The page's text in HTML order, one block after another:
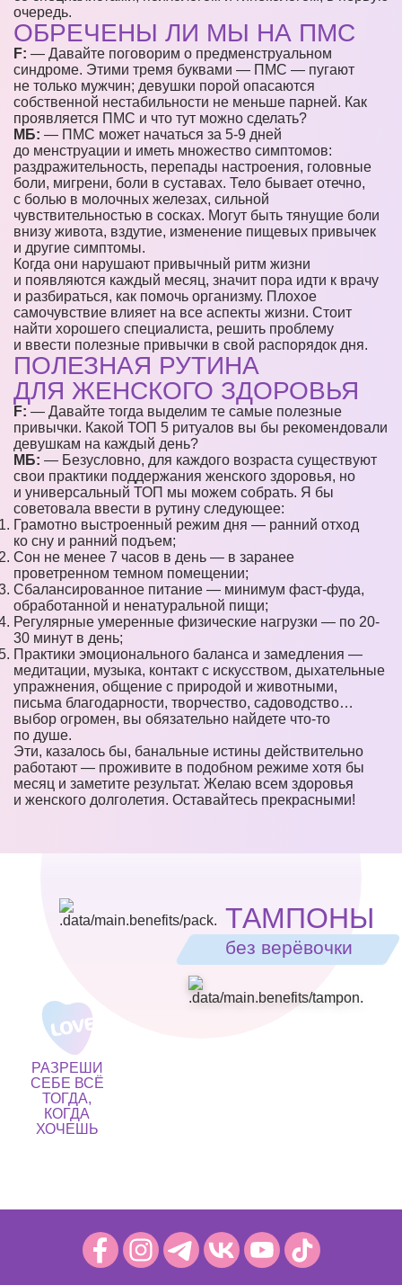
очередь.
ОБРЕЧЕНЫ ЛИ МЫ НА ПМС
F: — Давайте поговорим о предменструальном
синдроме. Этими тремя буквами — ПМС — пугают
не только мужчин; девушки порой опасаются
собственной нестабильности не меньше парней. Как
проявляется ПМС и что тут можно сделать?
МБ: — ПМС может начаться за 5-9 дней
до менструации и иметь множество симптомов:
раздражительность, перепады настроения, головные
боли, мигрени, боли в суставах. Тело бывает отечно,
с болью в молочных железах, сильной
чувствительностью в сосках. Могут быть тянущие боли
внизу живота, вздутие, изменение пищевых привычек
и другие симптомы.
Когда они нарушают привычный ритм жизни
и появляются каждый месяц, значит пора идти к врачу
и разбираться, как помочь организму. Плохое
самочувствие влияет на все аспекты жизни. Стоит
найти хорошего специалиста, решить проблему
и ввести полезные привычки в свой распорядок дня.
ПОЛЕЗНАЯ РУТИНА
ДЛЯ ЖЕНСКОГО ЗДОРОВЬЯ
F: — Давайте тогда выделим те самые полезные
привычки. Какой ТОП 5 ритуалов вы бы рекомендовали
девушкам на каждый день?
МБ: — Безусловно, для каждого возраста существуют
свои практики поддержания женского здоровья, но
и универсальный ТОП мы можем собрать. Я бы
советовала ввести в рутину следующее:
Грамотно выстроенный режим дня — ранний отход
ко сну и ранний подъем;
Сон не менее 7 часов в день — в заранее
проветренном темном помещении;
Сбалансированное питание — минимум фаст-фуда,
обработанной и ненатуральной пищи;
Регулярные умеренные физические нагрузки — по 20-
30 минут в день;
Практики эмоционального баланса и замедления —
медитации, музыка, контакт с искусством, дыхательные
упражнения, общение с природой и животными,
письма благодарности, творчество, садоводство…
выбор огромен, вы обязательно найдете что-то
по душе.
Эти, казалось бы, банальные истины действительно
работают — проживите в подобном режиме хотя бы
месяц и заметите результат. Желаю всем здоровья
и женского долголетия. Оставайтесь прекрасными!
ТАМПОНЫ
без верёвочки
РАЗРЕШИ
СЕБЕ ВСЁ
ТОГДА,
КОГДА
ХОЧЕШЬ